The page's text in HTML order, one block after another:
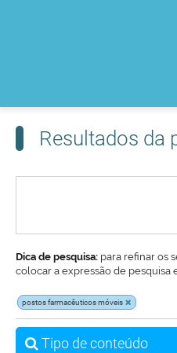
Resultados da
Dica de pesquisa: para refinar os
colocar a expressão de pesquisa
postos farmacêuticos móveis
Tipo de conteúdo